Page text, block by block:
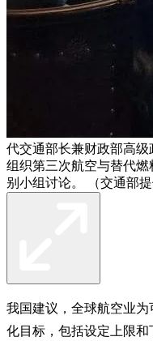
代交通部长兼财政部高
组织第三次航空与替代
别小组讨论。 （交通部提
我国建议，全球航空业
化目标，包括设定上限